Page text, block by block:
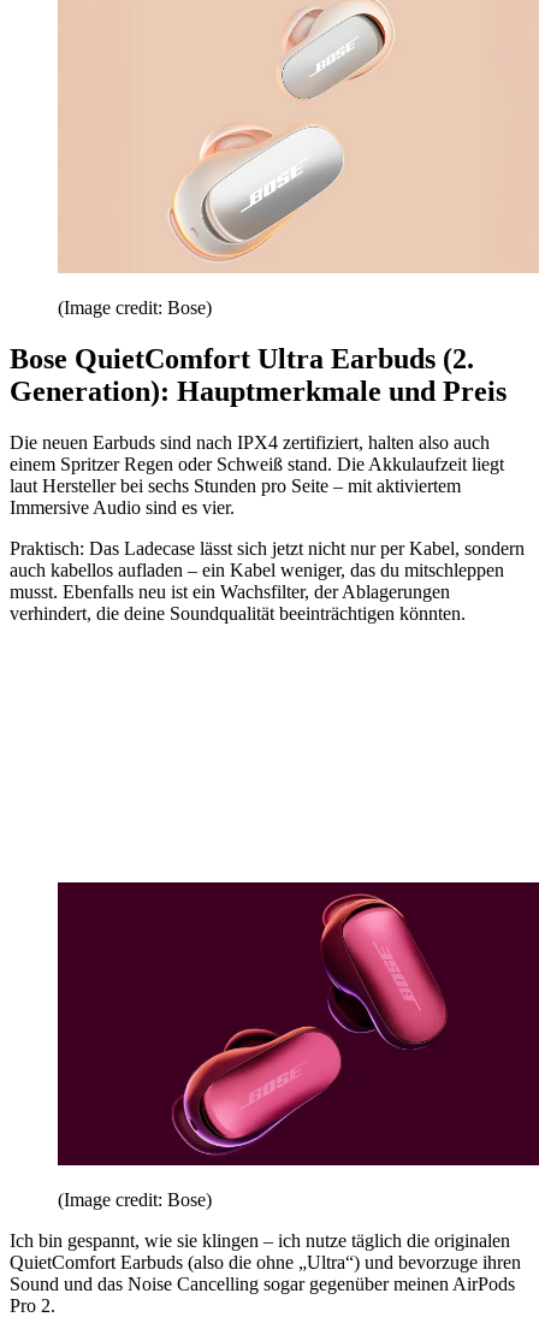
(Image credit: Bose)
Bose QuietComfort Ultra Earbuds (2.
Generation): Hauptmerkmale und Preis
Die neuen Earbuds sind nach IPX4 zertifiziert, halten also auch
einem Spritzer Regen oder Schweiß stand. Die Akkulaufzeit liegt
laut Hersteller bei sechs Stunden pro Seite – mit aktiviertem
Immersive Audio sind es vier.
Praktisch: Das Ladecase lässt sich jetzt nicht nur per Kabel, sondern
auch kabellos aufladen – ein Kabel weniger, das du mitschleppen
musst. Ebenfalls neu ist ein Wachsfilter, der Ablagerungen
verhindert, die deine Soundqualität beeinträchtigen könnten.
(Image credit: Bose)
Ich bin gespannt, wie sie klingen – ich nutze täglich die originalen
QuietComfort Earbuds (also die ohne „Ultra“) und bevorzuge ihren
Sound und das Noise Cancelling sogar gegenüber meinen AirPods
Pro 2.